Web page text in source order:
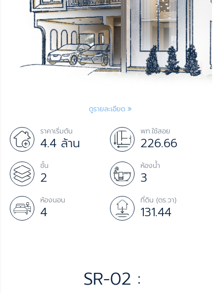
ดูรายละเอียด
ราคาเริ่มต้น
4.4 ล้าน
พท.ใช้สอย
226.66
ชั้น
2
ห้องน้ำ
3
ห้องนอน
4
ที่ดิน (ตร.วา)
131.44
SR-02 :